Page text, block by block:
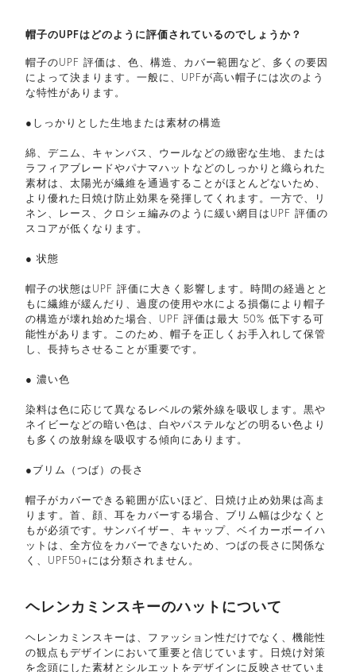
帽子のUPFはどのように評価されているのでしょうか？
帽子のUPF 評価は、色、構造、カバー範囲など、多くの要因
によって決まります。一般に、UPFが高い帽子には次のよう
な特性があります。
●しっかりとした生地または素材の構造
綿、デニム、キャンバス、ウールなどの緻密な生地、または
ラフィアブレードやパナマハットなどのしっかりと織られた
素材は、太陽光が繊維を通過することがほとんどないため、
より優れた日焼け防止効果を発揮してくれます。一方で、リ
ネン、レース、クロシェ編みのように緩い網目はUPF 評価の
スコアが低くなります。
● 状態
帽子の状態はUPF 評価に大きく影響します。時間の経過とと
もに繊維が緩んだり、過度の使用や水による損傷により帽子
の構造が壊れ始めた場合、UPF 評価は最大 50% 低下する可
能性があります。このため、帽子を正しくお手入れして保管
し、長持ちさせることが重要です。
● 濃い色
染料は色に応じて異なるレベルの紫外線を吸収します。黒や
ネイビーなどの暗い色は、白やパステルなどの明るい色より
も多くの放射線を吸収する傾向にあります。
●ブリム（つば）の長さ
帽子がカバーできる範囲が広いほど、日焼け止め効果は高ま
ります。首、顔、耳をカバーする場合、ブリム幅は少なくと
もが必須です。サンバイザー、キャップ、ベイカーボーイハ
ットは、全方位をカバーできないため、つばの長さに関係な
く、UPF50+には分類されません。
ヘレンカミンスキーのハットについて
ヘレンカミンスキーは、ファッション性だけでなく、機能性
の観点もデザインにおいて重要と信じています。日焼け対策
を念頭にした素材とシルエットをデザインに反映させていま